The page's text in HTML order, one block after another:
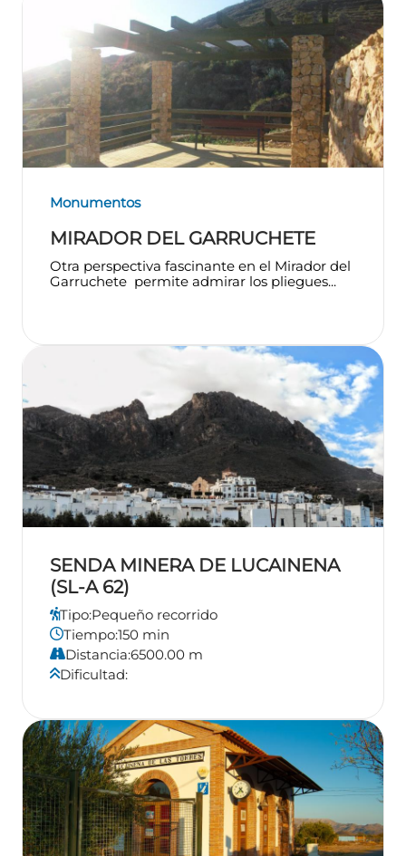
Monumentos
MIRADOR DEL GARRUCHETE
Otra perspectiva fascinante en el Mirador del
Garruchete permite admirar los pliegues...
SENDA MINERA DE LUCAINENA
(SL-A 62)
Tipo:Pequeño recorrido
Tiempo:150 min
Distancia:6500.00 m
Dificultad: